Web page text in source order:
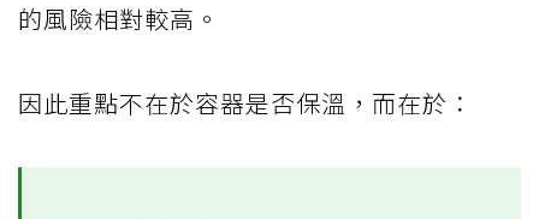
的風險相對較高。
因此重點不在於容器是否保溫，而在於：